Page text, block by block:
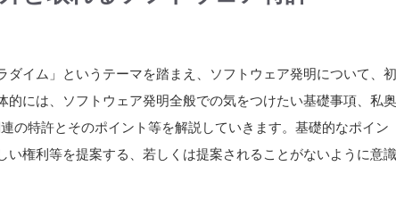
イム」というテーマを踏まえ、ソフトウェア発明について、初
には、ソフトウェア発明全般での気をつけたい基礎事項、私奥
の特許とそのポイント等を解説していきます。基礎的なポイン
い権利等を提案する、若しくは提案されることがないように意識